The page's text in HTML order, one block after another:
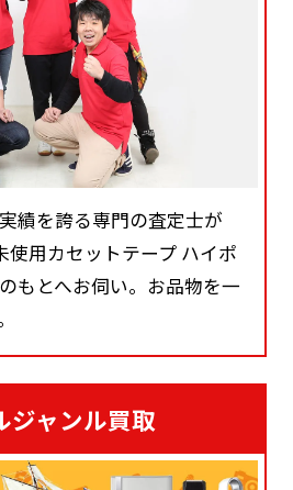
績を誇る専門の査定士が
使用カセットテープ ハイポ
もとへお伺い。お品物を一
ジャンル買取